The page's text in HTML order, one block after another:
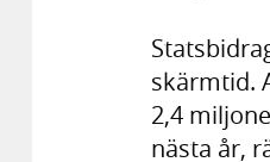
skärmtid.
2,4
nästa år,